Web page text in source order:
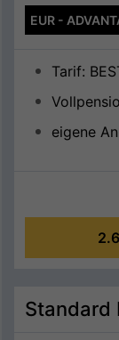
EUR -
Tarif:
eigene
Standard